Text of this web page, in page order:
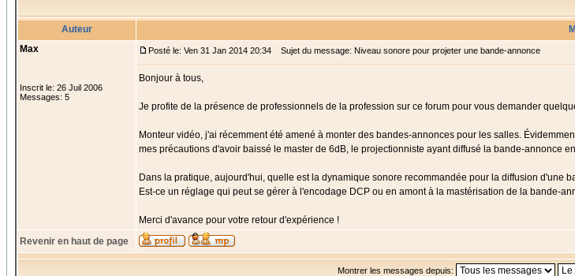
Auteur
Max
Inscrit le: 26 Juil 2006
Messages: 5
Posté le: Ven 31 Jan 2014 20:34 Sujet du message: Niveau sonore pour projeter une bande-annonce
Bonjour à tous,
Je profite de la présence de professionnels de la profession sur ce forum pour vous demander
Monteur vidéo, j'ai récemment été amené à monter des bandes-annonces pour les salles.
mes précautions d'avoir baissé le master de 6dB, le projectionniste ayant diffusé la bande-annonce
Dans la pratique, aujourd'hui, quelle est la dynamique sonore recommandée pour la diffusion d'une
Est-ce un réglage qui peut se gérer à l'encodage DCP ou en amont à la mastérisation de la bande-
Merci d'avance pour votre retour d'expérience !
Revenir en haut de page
Montrer les messages depuis: